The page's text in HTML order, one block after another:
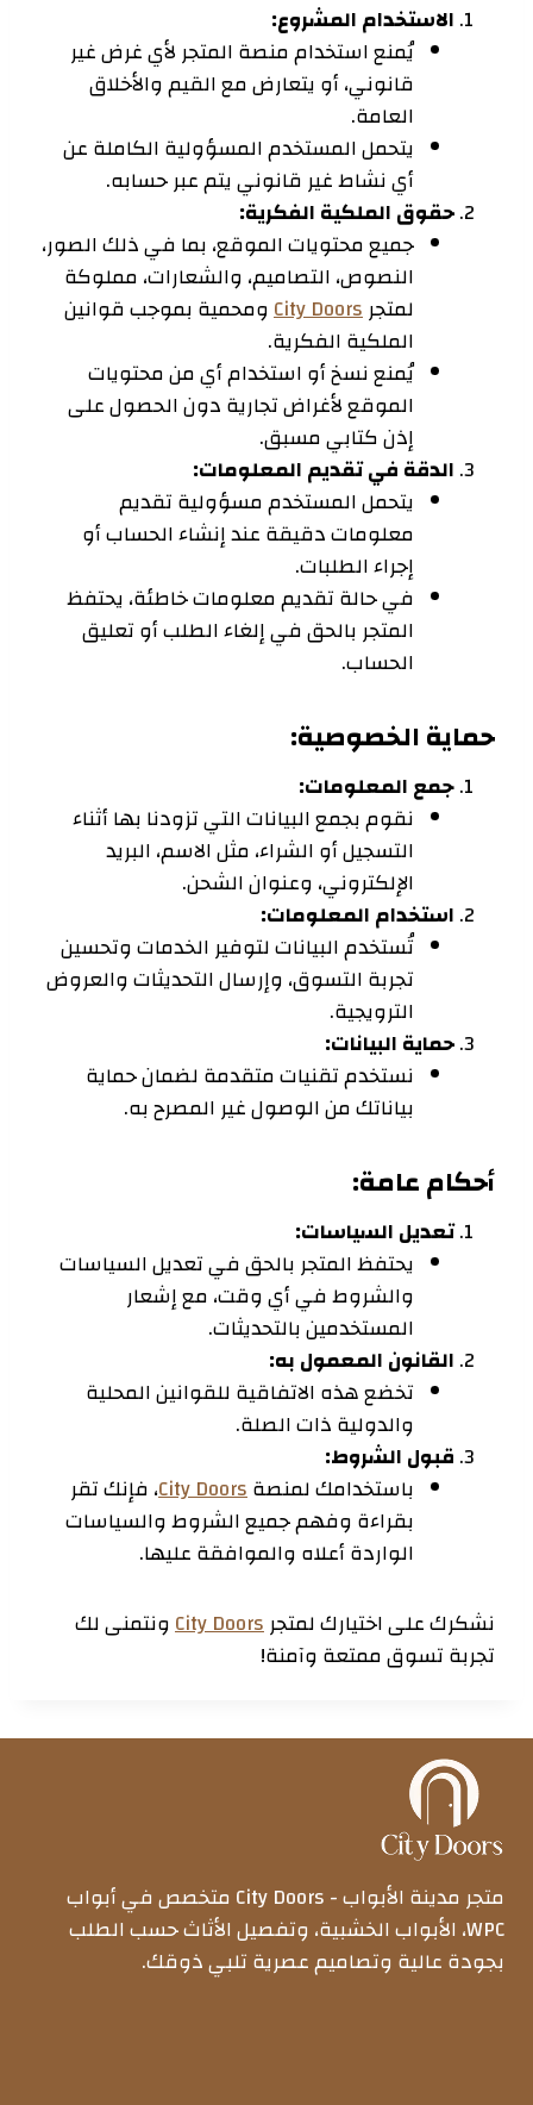
الاستخدام المشروع:
يُمنع استخدام منصة المتجر لأي غرض غير
قانوني، أو يتعارض مع القيم والأخلاق
العامة.
يتحمل المستخدم المسؤولية الكاملة عن
أي نشاط غير قانوني يتم عبر حسابه.
حقوق الملكية الفكرية:
جميع محتويات الموقع، بما في ذلك الصور،
النصوص، التصاميم، والشعارات، مملوكة
لمتجرCity Doorsومحمية بموجب قوانين
الملكية الفكرية.
يُمنع نسخ أو استخدام أي من محتويات
الموقع لأغراض تجارية دون الحصول على
إذن كتابي مسبق.
الدقة في تقديم المعلومات:
يتحمل المستخدم مسؤولية تقديم
معلومات دقيقة عند إنشاء الحساب أو
إجراء الطلبات.
في حالة تقديم معلومات خاطئة، يحتفظ
المتجر بالحق في إلغاء الطلب أو تعليق
الحساب.
حماية الخصوصية:
جمع المعلومات:
نقوم بجمع البيانات التي تزودنا بها أثناء
التسجيل أو الشراء، مثل الاسم، البريد
الإلكتروني، وعنوان الشحن.
استخدام المعلومات:
تُستخدم البيانات لتوفير الخدمات وتحسين
تجربة التسوق، وإرسال التحديثات والعروض
الترويجية.
حماية البيانات:
نستخدم تقنيات متقدمة لضمان حماية
بياناتك من الوصول غير المصرح به.
أحكام عامة:
تعديل السياسات:
يحتفظ المتجر بالحق في تعديل السياسات
والشروط في أي وقت، مع إشعار
المستخدمين بالتحديثات.
القانون المعمول به:
تخضع هذه الاتفاقية للقوانين المحلية
والدولية ذات الصلة.
قبول الشروط:
باستخدامك لمنصةCity Doors، فإنك تقر
بقراءة وفهم جميع الشروط والسياسات
الواردة أعلاه والموافقة عليها.
نشكرك على اختيارك لمتجرCity Doorsونتمنى لك
تجربة تسوق ممتعة وآمنة!
متجر مدينة الأبواب - City Doors متخصص في أبواب
WPC، الأبواب الخشبية، وتفصيل الأثاث حسب الطلب
بجودة عالية وتصاميم عصرية تلبي ذوقك.